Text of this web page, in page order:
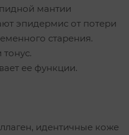
мантии
эпидермис от потери
старения.
ее функции.
идентичные коже